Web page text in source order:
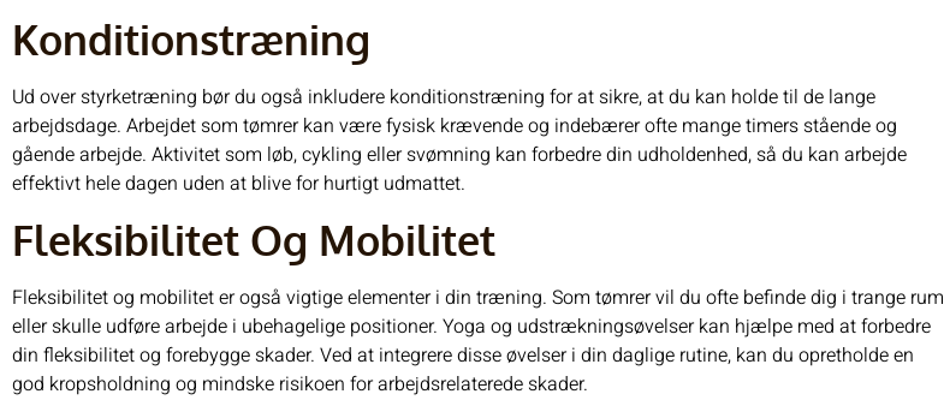
Konditionstræning
Ud over styrketræning bør du også inkludere konditionstræning for at sikre, at du kan holde til de lange
arbejdsdage. Arbejdet som tømrer kan være fysisk krævende og indebærer ofte mange timers stående og
gående arbejde. Aktivitet som løb, cykling eller svømning kan forbedre din udholdenhed, så du kan arbejde
effektivt hele dagen uden at blive for hurtigt udmattet.
Fleksibilitet Og Mobilitet
Fleksibilitet og mobilitet er også vigtige elementer i din træning. Som tømrer vil du ofte befinde dig i trange rum
eller skulle udføre arbejde i ubehagelige positioner. Yoga og udstrækningsøvelser kan hjælpe med at forbedre
din fleksibilitet og forebygge skader. Ved at integrere disse øvelser i din daglige rutine, kan du opretholde en
god kropsholdning og mindske risikoen for arbejdsrelaterede skader.